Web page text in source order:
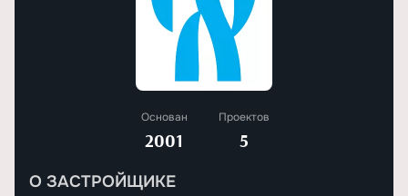
Основан
2001
Проектов
5
О ЗАСТРОЙЩИКЕ